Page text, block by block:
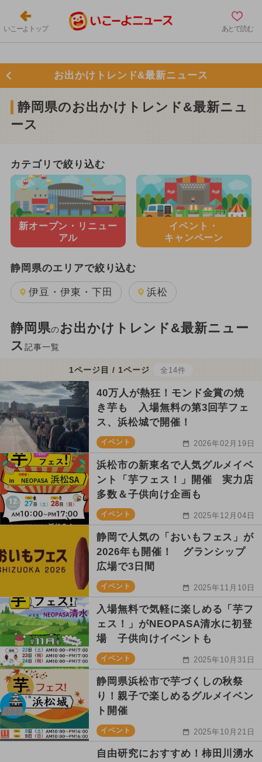
いこーよトップ あとで読む
お出かけトレンド&最新ニュース
静岡県のお出かけトレンド&最新ニュ
ース
カテゴリで絞り込む
新オープン・ リニュー
アル
イベント・
キャンペーン
静岡県のエリアで絞り込む
伊豆・伊東・下田 浜松
静岡県のお出かけトレンド&最新ニュー
ス 記事一覧
1ページ目 / 1ページ 全14件
40万人が熱狂！モンド金賞の焼
き芋も 入場無料の第3回芋フェ
ス、浜松城で開催！
イベント 2026年02月19日
浜松市の新東名で人気グルメイベ
ント「芋フェス！」開催 実力店
多数＆子供向け企画も
イベント 2025年12月04日
静岡で人気の「おいもフェス」が
2026年も開催！ グランシップ
広場で3日間
イベント 2025年11月10日
入場無料で気軽に楽しめる「芋フ
ェス！」がNEOPASA清水に初登
場 子供向けイベントも
イベント 2025年10月31日
静岡県浜松市で芋づくしの秋祭
り！親子で楽しめるグルメイベン
ト開催
イベント 2025年10月21日
自由研究におすすめ！柿田川湧水